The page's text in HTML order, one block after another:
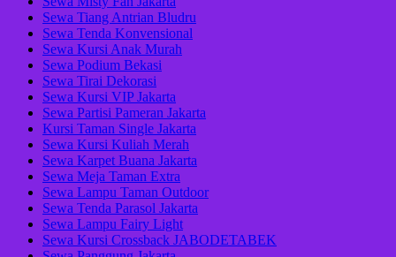
Sewa Tiang Antrian Bludru
Sewa Tenda Konvensional
Sewa Kursi Anak Murah
Sewa Podium Bekasi
Sewa Tirai Dekorasi
Sewa Kursi VIP Jakarta
Sewa Partisi Pameran Jakarta
Kursi Taman Single Jakarta
Sewa Kursi Kuliah Merah
Sewa Karpet Buana Jakarta
Sewa Meja Taman Extra
Sewa Lampu Taman Outdoor
Sewa Tenda Parasol Jakarta
Sewa Lampu Fairy Light
Sewa Kursi Crossback JABODETABEK